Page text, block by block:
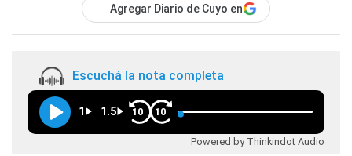
Agregar Diario de Cuyo en
Escuchá la nota completa
1 1.5 10 10
Powered by Thinkindot Audio